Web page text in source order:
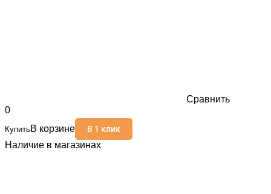
Сравнить
0
КупитьВ корзине В 1 клик
Наличие в магазинах